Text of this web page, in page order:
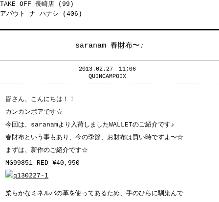
TAKE OFF 長崎店 (99)
アバウト ナ ハナシ (406)
saranam 春財布〜♪
2013.02.27 11:06
QUINCAMPOIX
皆さん、こんにちは！！
カンカンポアです☆
今回は、saranamより入荷しましたWALLETのご紹介です♪
春財布という事もあり、今の季節、お財布は買い時ですよ〜☆
まずは、新作のご紹介です☆
MG99851 RED ¥40,950
柔らかなミネルバの革を使ってあるため、手のひらに馴染んで